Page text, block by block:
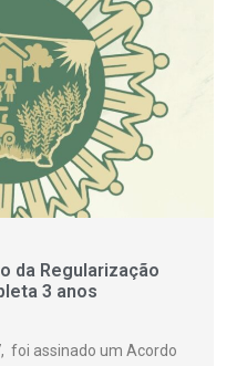
da Regularização
3 anos
foi assinado um Acordo